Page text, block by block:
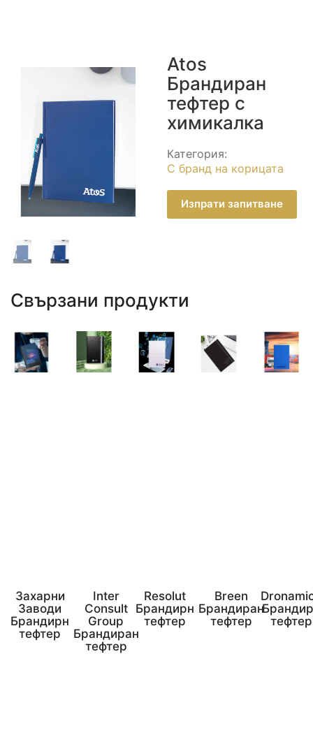
Atos
Брандиран
тефтер с
химикалка
Категория:
С бранд на корицата
Изпрати запитване
Свързани продукти
Захарни
Заводи
Брандирн
тефтер
Inter
Consult
Group
Брандиран
тефтер
Resolut
Брандирн
тефтер
Breen
Брандиран
тефтер
тефтер